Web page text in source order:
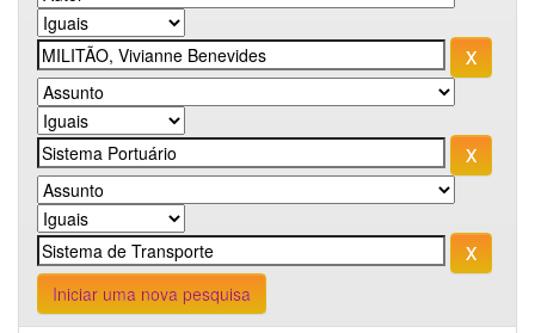
Iniciar uma nova pesquisa